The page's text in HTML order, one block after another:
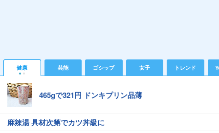
健康 芸能 ゴシップ 女子 トレンド
465gで321円 ドンキプリン品薄
麻辣湯 具材次第でカツ丼級に